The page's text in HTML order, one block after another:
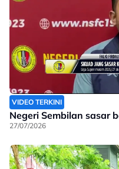
VIDEO TERKINI
Negeri Sembilan sasar
27/07/2026